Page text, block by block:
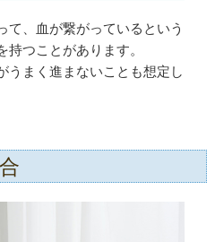
、血が繋がっているという
つことがあります。
うまく進まないことも想定し